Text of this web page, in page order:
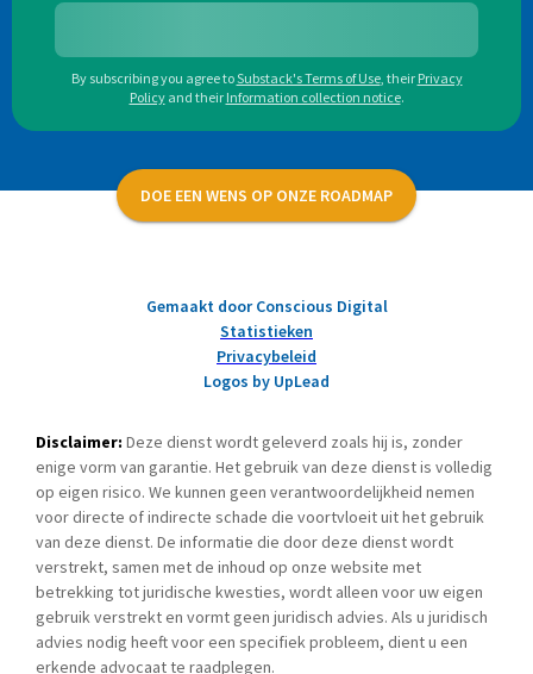
By subscribing you agree toSubstack's Terms of Use, their Privacy
Policy and their Information collection notice.
DOE EEN WENS OP ONZE ROADMAP
Gemaakt door Conscious Digital
Statistieken
Privacybeleid
Logos by UpLead
Disclaimer: Deze dienst wordt geleverd zoals hij is, zonder
enige vorm van garantie. Het gebruik van deze dienst is volledig
op eigen risico. We kunnen geen verantwoordelijkheid nemen
voor directe of indirecte schade die voortvloeit uit het gebruik
van deze dienst. De informatie die door deze dienst wordt
verstrekt, samen met de inhoud op onze website met
betrekking tot juridische kwesties, wordt alleen voor uw eigen
gebruik verstrekt en vormt geen juridisch advies. Als u juridisch
advies nodig heeft voor een specifiek probleem, dient u een
erkende advocaat te raadplegen.